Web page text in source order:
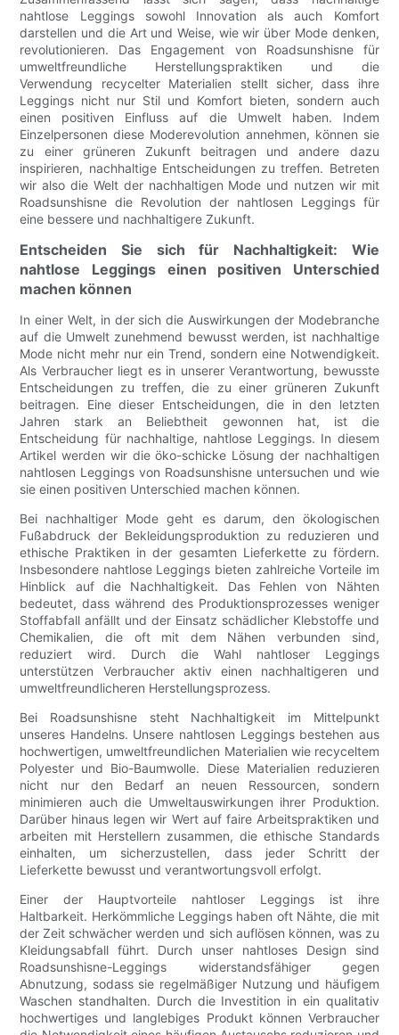
nahtlose Leggings sowohl Innovation als auch Komfort
darstellen und die Art und Weise, wie wir über Mode denken,
revolutionieren. Das Engagement von Roadsunshisne für
umweltfreundliche Herstellungspraktiken und die
Verwendung recycelter Materialien stellt sicher, dass ihre
Leggings nicht nur Stil und Komfort bieten, sondern auch
einen positiven Einfluss auf die Umwelt haben. Indem
Einzelpersonen diese Moderevolution annehmen, können sie
zu einer grüneren Zukunft beitragen und andere dazu
inspirieren, nachhaltige Entscheidungen zu treffen. Betreten
wir also die Welt der nachhaltigen Mode und nutzen wir mit
Roadsunshisne die Revolution der nahtlosen Leggings für
eine bessere und nachhaltigere Zukunft.
Entscheiden Sie sich für Nachhaltigkeit: Wie
nahtlose Leggings einen positiven Unterschied
machen können
In einer Welt, in der sich die Auswirkungen der Modebranche
auf die Umwelt zunehmend bewusst werden, ist nachhaltige
Mode nicht mehr nur ein Trend, sondern eine Notwendigkeit.
Als Verbraucher liegt es in unserer Verantwortung, bewusste
Entscheidungen zu treffen, die zu einer grüneren Zukunft
beitragen. Eine dieser Entscheidungen, die in den letzten
Jahren stark an Beliebtheit gewonnen hat, ist die
Entscheidung für nachhaltige, nahtlose Leggings. In diesem
Artikel werden wir die öko-schicke Lösung der nachhaltigen
nahtlosen Leggings von Roadsunshisne untersuchen und wie
sie einen positiven Unterschied machen können.
Bei nachhaltiger Mode geht es darum, den ökologischen
Fußabdruck der Bekleidungsproduktion zu reduzieren und
ethische Praktiken in der gesamten Lieferkette zu fördern.
Insbesondere nahtlose Leggings bieten zahlreiche Vorteile im
Hinblick auf die Nachhaltigkeit. Das Fehlen von Nähten
bedeutet, dass während des Produktionsprozesses weniger
Stoffabfall anfällt und der Einsatz schädlicher Klebstoffe und
Chemikalien, die oft mit dem Nähen verbunden sind,
reduziert wird. Durch die Wahl nahtloser Leggings
unterstützen Verbraucher aktiv einen nachhaltigeren und
umweltfreundlicheren Herstellungsprozess.
Bei Roadsunshisne steht Nachhaltigkeit im Mittelpunkt
unseres Handelns. Unsere nahtlosen Leggings bestehen aus
hochwertigen, umweltfreundlichen Materialien wie recyceltem
Polyester und Bio-Baumwolle. Diese Materialien reduzieren
nicht nur den Bedarf an neuen Ressourcen, sondern
minimieren auch die Umweltauswirkungen ihrer Produktion.
Darüber hinaus legen wir Wert auf faire Arbeitspraktiken und
arbeiten mit Herstellern zusammen, die ethische Standards
einhalten, um sicherzustellen, dass jeder Schritt der
Lieferkette bewusst und verantwortungsvoll erfolgt.
Einer der Hauptvorteile nahtloser Leggings ist ihre
Haltbarkeit. Herkömmliche Leggings haben oft Nähte, die mit
der Zeit schwächer werden und sich auflösen können, was zu
Kleidungsabfall führt. Durch unser nahtloses Design sind
Roadsunshisne-Leggings widerstandsfähiger gegen
Abnutzung, sodass sie regelmäßiger Nutzung und häufigem
Waschen standhalten. Durch die Investition in ein qualitativ
hochwertiges und langlebiges Produkt können Verbraucher